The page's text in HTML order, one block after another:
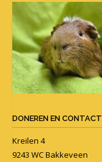
DONEREN EN CONTACT
Kreilen 4
9243 WC Bakkeveen